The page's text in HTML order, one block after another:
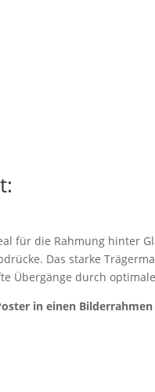
für die Rahmung hinter
Das starke
Übergänge durch
in einen